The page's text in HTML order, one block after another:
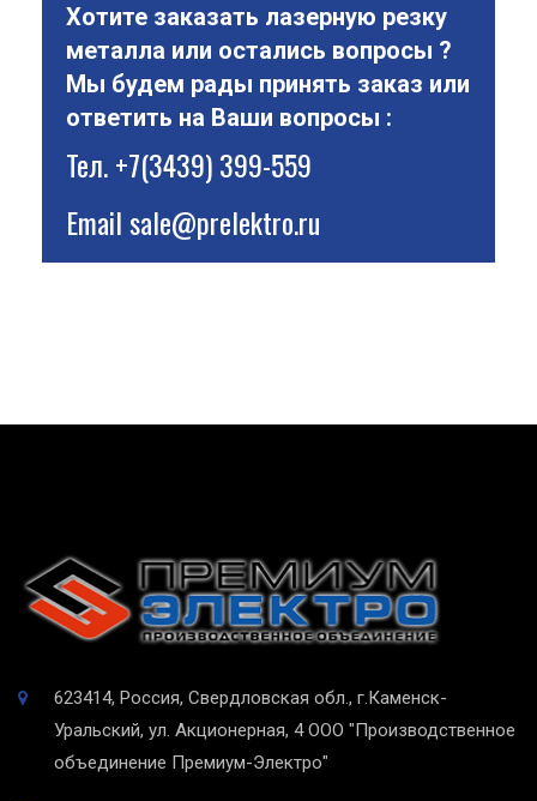
Хотите заказать лазерную резку
металла или остались вопросы ?
Мы будем рады принять заказ или
ответить на Ваши вопросы :
Тел.+7(3439) 399-559
Emailsale@prelektro.ru
623414, Россия, Свердловская обл., г.Каменск-
Уральский, ул. Акционерная, 4 ООО "Производственное
объединение Премиум-Электро"